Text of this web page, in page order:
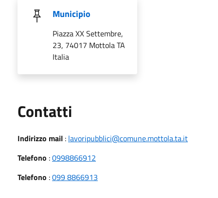
Municipio
Piazza XX Settembre,
23, 74017 Mottola TA
Italia
Contatti
Indirizzo mail : lavoripubblici@comune.mottola.ta.it
Telefono :0998866912
Telefono :099 8866913